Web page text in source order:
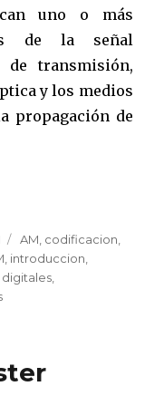
uno o más
de la señal
de transmisión,
y los medios
propagación de
Tags
AM, codificacion,
, introduccion,
digitales,
Telecomunicaciones